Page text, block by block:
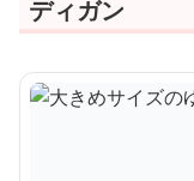
ディガン